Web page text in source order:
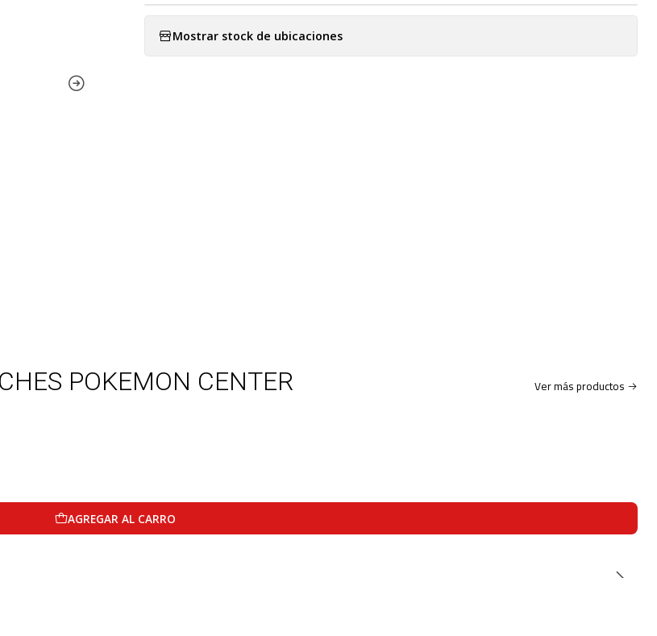
Mostrar stock de ubicaciones
POKEMON CENTER Ver más productos
AGREGAR AL CARRO